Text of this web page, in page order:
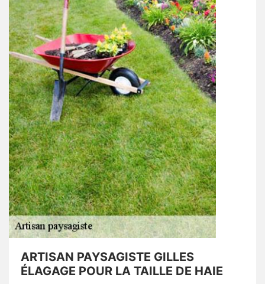
ARTISAN PAYSAGISTE GILLES
ÉLAGAGE POUR LA TAILLE DE HAIE